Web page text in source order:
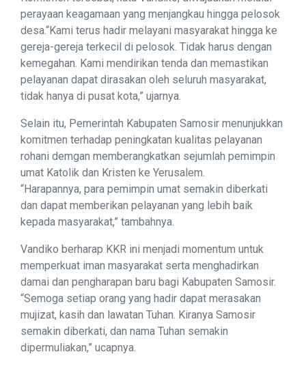
perayaan keagamaan yang menjangkau hingga pelosok
desa.“Kami terus hadir melayani masyarakat hingga ke
gereja-gereja terkecil di pelosok. Tidak harus dengan
kemegahan. Kami mendirikan tenda dan memastikan
pelayanan dapat dirasakan oleh seluruh masyarakat,
tidak hanya di pusat kota,” ujarnya.
Selain itu, Pemerintah Kabupaten Samosir menunjukkan
komitmen terhadap peningkatan kualitas pelayanan
rohani demgan memberangkatkan sejumlah pemimpin
umat Katolik dan Kristen ke Yerusalem.
“Harapannya, para pemimpin umat semakin diberkati
dan dapat memberikan pelayanan yang lebih baik
kepada masyarakat,” tambahnya.
Vandiko berharap KKR ini menjadi momentum untuk
memperkuat iman masyarakat serta menghadirkan
damai dan pengharapan baru bagi Kabupaten Samosir.
“Semoga setiap orang yang hadir dapat merasakan
mujizat, kasih dan lawatan Tuhan. Kiranya Samosir
semakin diberkati, dan nama Tuhan semakin
dipermuliakan,” ucapnya.